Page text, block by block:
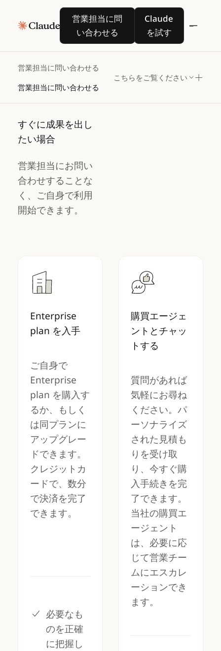
営業担当に問
い合わせる
営業担当に問い合わせる
Claude
を試す
Claude を試す
営業担当に問い合わせる
営業担当に問い合わせる
こちらをご覧ください
営業担当に問い合わせ
る
ご自身で利用開始するか、複雑な導入環
境の場合は営業チームにお問い合わせく
ださい。
すぐに成果を出し
たい場合
営業担当にお問い
合わせすることな
く、ご自身で利用
開始できます。
Enterprise
plan を入手
ご自身で
Enterprise
plan を購入す
るか、もしく
は同プランに
アップグレー
ドできます。
クレジットカ
ードで、数分
で決済を完了
できます。
必要なも
のを正確
に把握し
購買エージェ
ントとチャッ
トする
質問があれば
気軽にお尋ね
ください。パ
ーソナライズ
された見積も
りを受け取
り、今すぐ購
入手続きを完
了できます。
当社の購買エ
ージェント
は、必要に応
じて営業チー
ムにエスカレ
ーションでき
ます。